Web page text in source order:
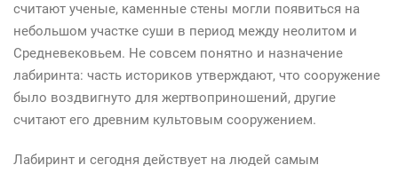
считают ученые, каменные стены могли появиться на
небольшом участке суши в период между неолитом и
Средневековьем. Не совсем понятно и назначение
лабиринта: часть историков утверждают, что сооружение
было воздвигнуто для жертвоприношений, другие
считают его древним культовым сооружением.
Лабиринт и сегодня действует на людей самым